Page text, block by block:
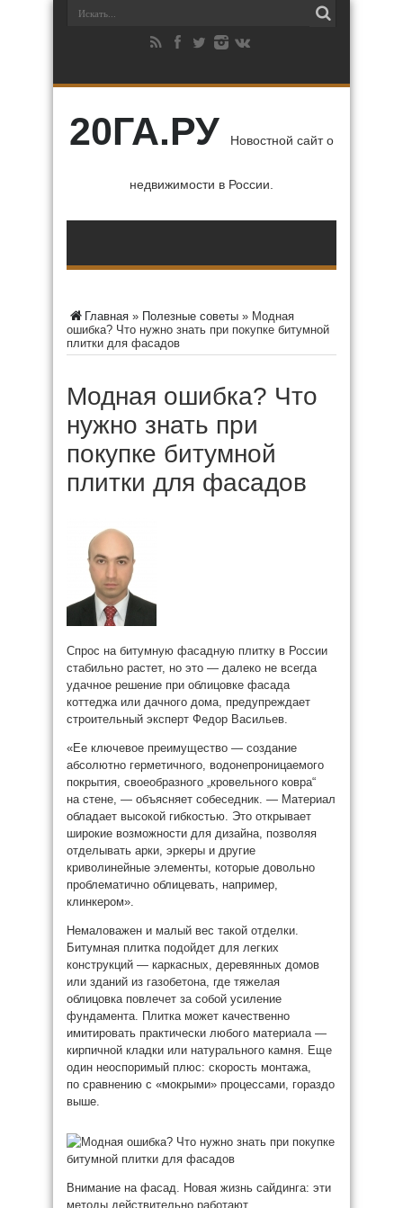
20ГА.РУ Новостной сайт о
недвижимости в России.
Главная » Полезные советы » Модная
ошибка? Что нужно знать при покупке битумной
плитки для фасадов
Модная ошибка? Что
нужно знать при
покупке битумной
плитки для фасадов
Спрос на битумную фасадную плитку в России
стабильно растет, но это — далеко не всегда
удачное решение при облицовке фасада
коттеджа или дачного дома, предупреждает
строительный эксперт Федор Васильев.
«Ее ключевое преимущество — создание
абсолютно герметичного, водонепроницаемого
покрытия, своеобразного „кровельного ковра“
на стене, — объясняет собеседник. — Материал
обладает высокой гибкостью. Это открывает
широкие возможности для дизайна, позволяя
отделывать арки, эркеры и другие
криволинейные элементы, которые довольно
проблематично облицевать, например,
клинкером».
Немаловажен и малый вес такой отделки.
Битумная плитка подойдет для легких
конструкций — каркасных, деревянных домов
или зданий из газобетона, где тяжелая
облицовка повлечет за собой усиление
фундамента. Плитка может качественно
имитировать практически любого материала —
кирпичной кладки или натурального камня. Еще
один неоспоримый плюс: скорость монтажа,
по сравнению с «мокрыми» процессами, гораздо
выше.
Внимание на фасад. Новая жизнь сайдинга: эти
методы действительно работают